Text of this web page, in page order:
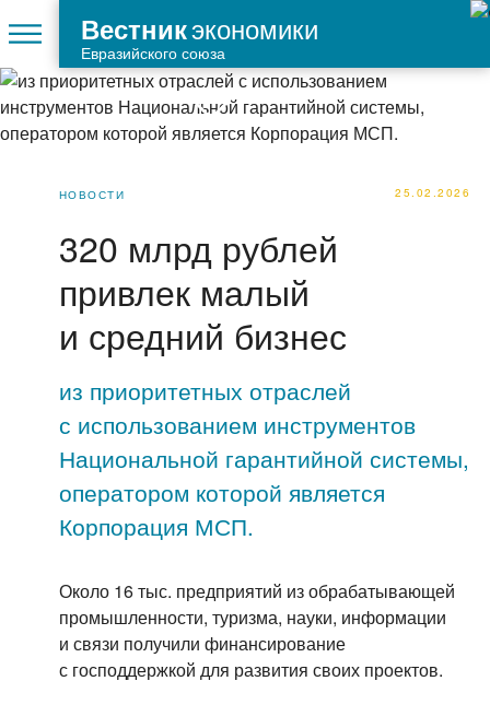
Вестникэкономики
Евразийского союза
НОВОСТИ 25.02.2026
320 млрд рублей
привлек малый
и средний бизнес
из приоритетных отраслей
с использованием инструментов
Национальной гарантийной системы,
оператором которой является
Корпорация МСП.
Около 16 тыс. предприятий из обрабатывающей
промышленности, туризма, науки, информации
и связи получили финансирование
с господдержкой для развития своих проектов.